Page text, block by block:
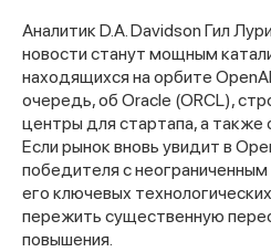
Аналитик D.A. Davidson Гил
новости станут мощным
находящихся на орбите
очередь, об Oracle (ORCL),
центры для стартапа, а также
Если рынок вновь увидит в
победителя с
его ключевых
пережить существенную
повышения.